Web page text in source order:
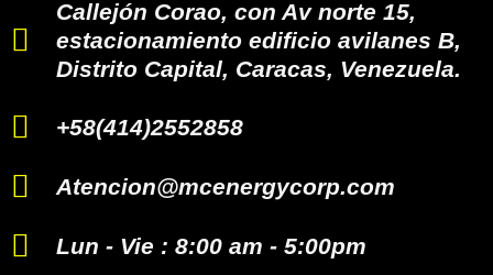
Callejón Corao, con Av norte 15,
estacionamiento edificio avilanes B,
Distrito Capital, Caracas, Venezuela.
+58(414)2552858
Atencion@mcenergycorp.com
Lun - Vie : 8:00 am - 5:00pm